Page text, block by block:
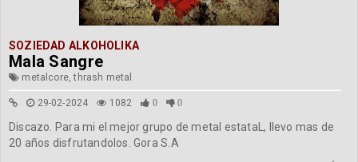
SOZIEDAD ALKOHOLIKA
Mala Sangre
metalcore, thrash metal
29-02-2024 1082 0 0
Discazo. Para mi el mejor grupo de metal estataL, llevo mas de
20 años disfrutandolos. Gora S.A